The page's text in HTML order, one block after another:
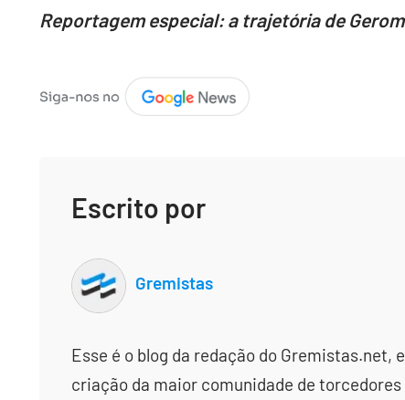
Reportagem especial: a trajetória de
Escrito por
Gremistas
Esse é o blog da redação do
criação da maior comunidade de